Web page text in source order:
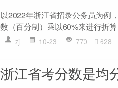
以2022年浙江省招录公务员为例
数（百分制）乘以60%来进行折
zj 10-23 770 628
浙江省考分数是均